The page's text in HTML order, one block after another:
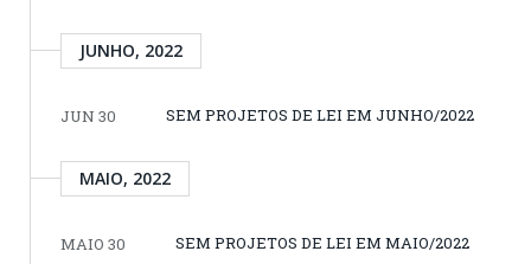
JUNHO, 2022
JUN 30 SEM PROJETOS DE LEI EM JUNHO/2022
MAIO, 2022
MAIO 30 SEM PROJETOS DE LEI EM MAIO/2022